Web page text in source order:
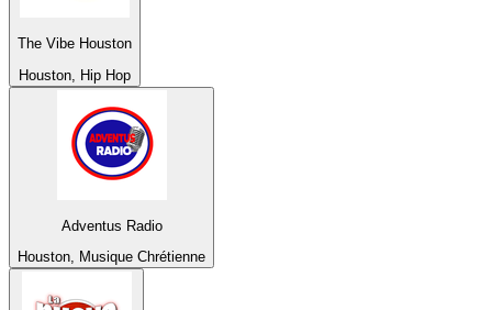
The Vibe Houston
Houston, Hip Hop
Adventus Radio
Houston, Musique Chrétienne